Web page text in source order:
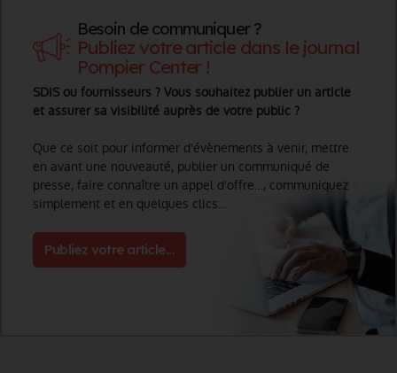
Besoin de communiquer ?
Publiez votre article dans le journal
Pompier Center !
SDIS ou fournisseurs ? Vous souhaitez publier un article
et assurer sa visibilité auprès de votre public ?
Que ce soit pour informer d'évènements à venir, mettre
en avant une nouveauté, publier un communiqué de
presse, faire connaître un appel d'offre…, communiquez
simplement et en quelques clics…
Publiez votre article...